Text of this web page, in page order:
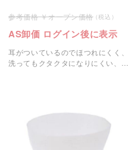
オープン価格
AS卸価 ログイン後に表示
耳がついているのでほつれにくく、
洗ってもクタクタになりにくい、適